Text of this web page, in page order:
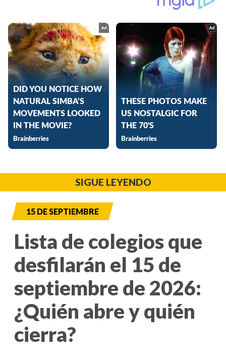
SIGUE LEYENDO
15 DE SEPTIEMBRE
Lista de colegios que
desfilarán el 15 de
septiembre de 2026:
¿Quién abre y quién
cierra?